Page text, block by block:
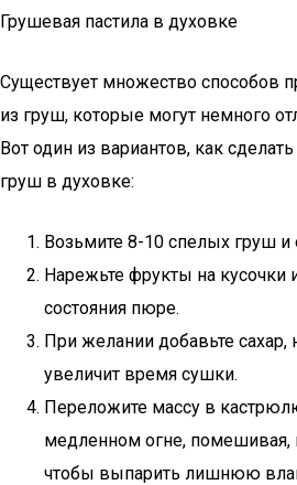
Грушевая пастила в духовке
Существует множество способов
из груш, которые могут немного
Вот один из вариантов, как
груш в духовке:
Возьмите 8-10 спелых груш и
Нарежьте фрукты на кусочки
состояния пюре.
При желании добавьте сахар,
увеличит время сушки.
Переложите массу в
медленном огне, помешивая,
чтобы выпарить лишнюю